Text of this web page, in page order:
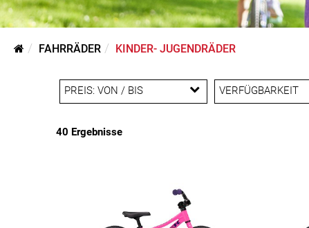
FAHRRÄDER KINDER- JUGENDRÄDER
PREIS: VON / BIS VERFÜGBARKEIT
40 Ergebnisse